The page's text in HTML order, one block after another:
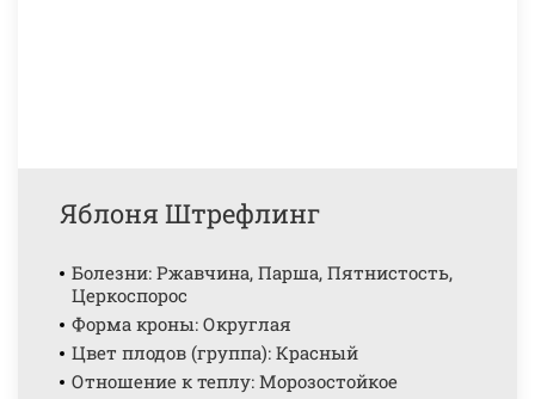
Яблоня Штрефлинг
Болезни: Ржавчина, Парша, Пятнистость,
Церкоспорос
Форма кроны: Округлая
Цвет плодов (группа): Красный
Отношение к теплу: Морозостойкое